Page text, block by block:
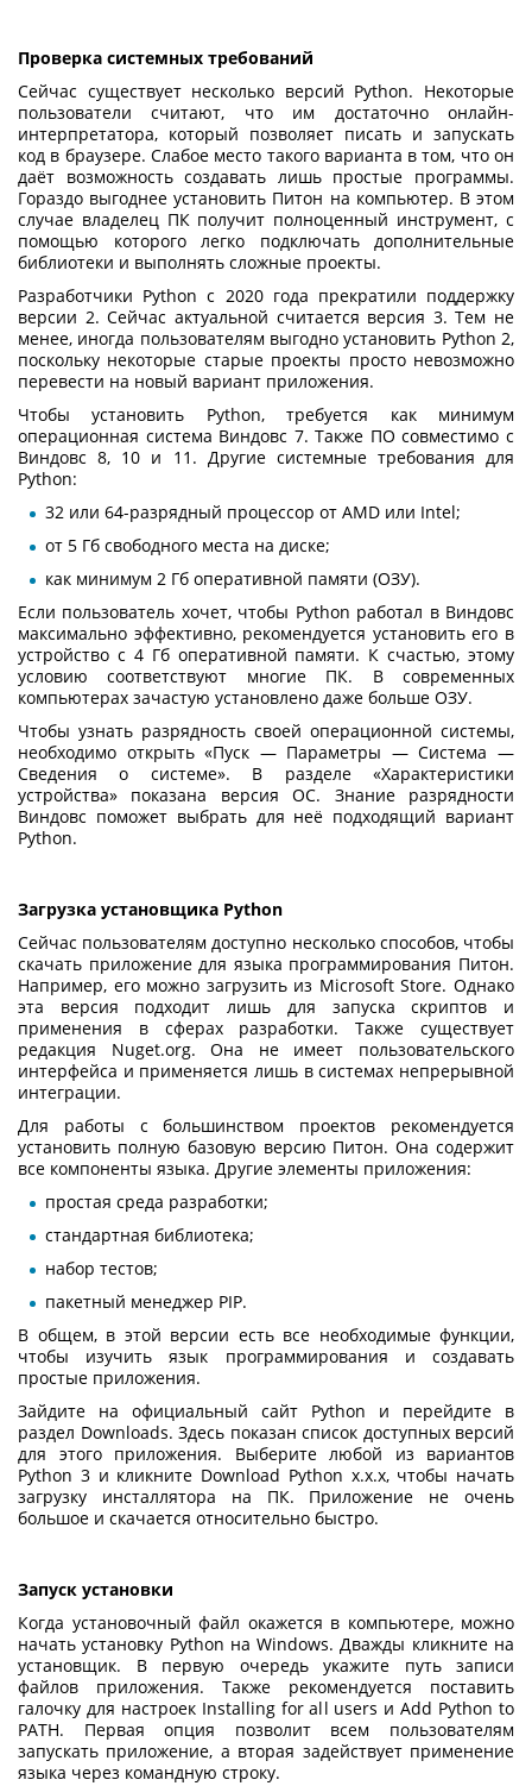
Проверка системных требований
Сейчас существует несколько версий Python. Некоторые
пользователи считают, что им достаточно онлайн-
интерпретатора, который позволяет писать и запускать
код в браузере. Слабое место такого варианта в том, что он
даёт возможность создавать лишь простые программы.
Гораздо выгоднееустановить Питон на компьютер. В этом
случае владелец ПК получит полноценный инструмент, с
помощью которого легко подключать дополнительные
библиотеки и выполнять сложные проекты.
Разработчики Python с 2020 года прекратили поддержку
версии 2. Сейчас актуальной считается версия 3. Тем не
менее, иногда пользователям выгодно установить Python 2,
поскольку некоторые старые проекты просто невозможно
перевести на новый вариант приложения.
Чтобыустановить Python, требуется как минимум
операционная система Виндовс 7. Также ПО совместимо с
Виндовс 8, 10 и 11. Другие системные требования для
Python:
32 или 64-разрядный процессор от AMD или Intel;
от 5 Гб свободного места на диске;
как минимум 2 Гб оперативной памяти (ОЗУ).
Если пользователь хочет, чтобы Python работал в Виндовс
максимально эффективно, рекомендуется установить его в
устройство с 4 Гб оперативной памяти. К счастью, этому
условию соответствуют многие ПК. В современных
компьютерах зачастую установлено даже больше ОЗУ.
Чтобы узнать разрядность своей операционной системы,
необходимо открыть «Пуск — Параметры — Система —
Сведения о системе». В разделе «Характеристики
устройства» показана версия ОС. Знание разрядности
Виндовс поможет выбрать для неё подходящий вариант
Python.
Загрузка установщика Python
Сейчас пользователям доступно несколько способов, чтобы
скачать приложение для языка программирования Питон.
Например, его можно загрузить из Microsoft Store. Однако
эта версия подходит лишь для запуска скриптов и
применения в сферах разработки. Также существует
редакция Nuget.org. Она не имеет пользовательского
интерфейса и применяется лишь в системах непрерывной
интеграции.
Для работы с большинством проектов рекомендуется
установить полную базовую версию Питон. Она содержит
все компоненты языка. Другие элементы приложения:
простая среда разработки;
стандартная библиотека;
набор тестов;
пакетный менеджер PIP.
В общем, в этой версии есть все необходимые функции,
чтобы изучить язык программирования и создавать
простые приложения.
Зайдите на официальный сайт Python и перейдите в
раздел Downloads. Здесь показан список доступных версий
для этого приложения. Выберите любой из вариантов
Python 3 и кликните Download Python x.x.x, чтобы начать
загрузку инсталлятора на ПК. Приложение не очень
большое и скачается относительно быстро.
Запуск установки
Когда установочный файл окажется в компьютере, можно
начатьустановку Python на Windows. Дважды кликните на
установщик. В первую очередь укажите путь записи
файлов приложения. Также рекомендуется поставить
галочку для настроек Installing for all users и Add Python to
PATH. Первая опция позволит всем пользователям
запускать приложение, а вторая задействует применение
языка через командную строку.